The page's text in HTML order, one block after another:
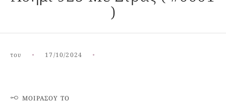
)
του 17/10/2024
ΜΟΙΡΆΣΟΥ ΤΟ